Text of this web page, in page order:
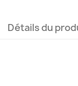
Détails du